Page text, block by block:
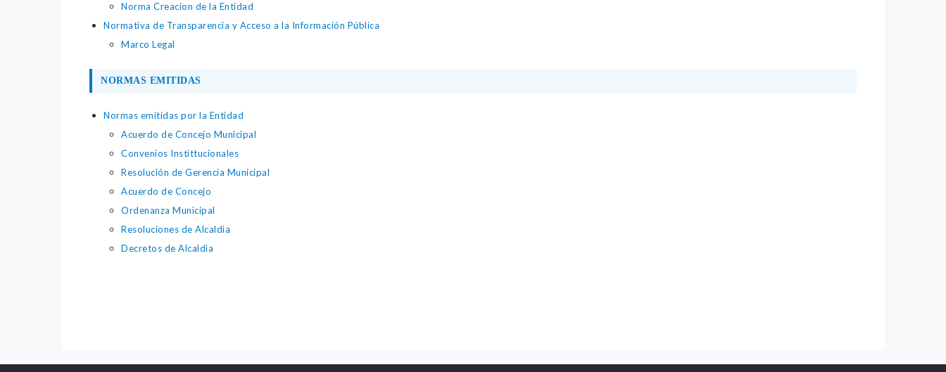
Norma Creacion de la Entidad
Normativa de Transparencia y Acceso a la Información Pública
Marco Legal
NORMAS EMITIDAS
Normas emitidas por la Entidad
Acuerdo de Concejo Municipal
Convenios Instittucionales
Resolución de Gerencia Municipal
Acuerdo de Concejo
Ordenanza Municipal
Resoluciones de Alcaldia
Decretos de Alcaldia